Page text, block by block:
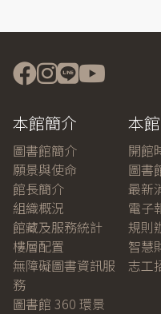
本館簡介
圖書館簡介
願景與使命
館長簡介
組織概況
館藏及服務統計
樓層配置
無障礙圖書資訊服
務
圖書館 360 環景
本
開館
圖書
最新
電子
規則
智慧
志工